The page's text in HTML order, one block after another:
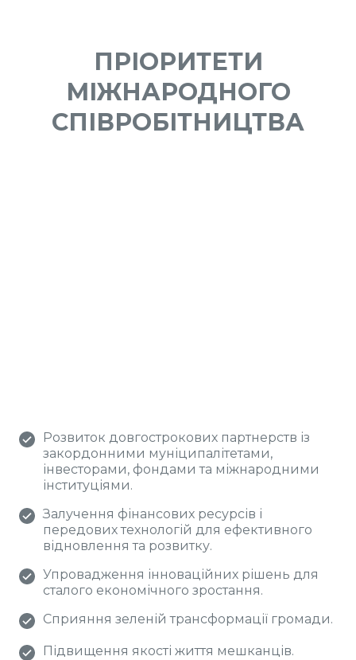
ПРІОРИТЕТИ
МІЖНАРОДНОГО
СПІВРОБІТНИЦТВА
Розвиток довгострокових партнерств із
закордонними муніципалітетами,
інвесторами, фондами та міжнародними
інституціями.
Залучення фінансових ресурсів і
передових технологій для ефективного
відновлення та розвитку.
Упровадження інноваційних рішень для
сталого економічного зростання.
Сприяння зеленій трансформації громади.
Підвищення якості життя мешканців.